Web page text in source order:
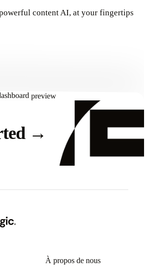
content AI, at your fingertips
→
À propos de nous